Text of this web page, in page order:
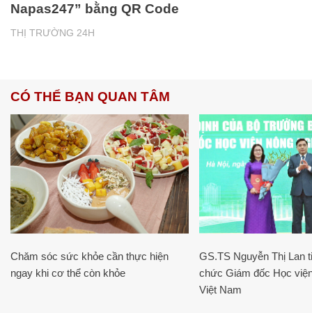
THỊ TRƯỜNG 24H
Napas247” bằng QR Code
CÓ THỂ BẠN QUAN TÂM
Chăm sóc sức khỏe cần thực hiện
ngay khi cơ thể còn khỏe
GS.TS Nguyễn Thị Lan
chức Giám đốc Học
Việt Nam